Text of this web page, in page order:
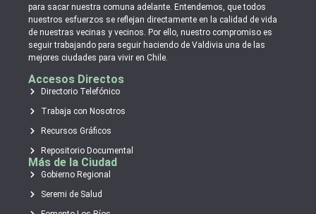
para sacar nuestra comuna adelante. Entendemos, que todos
nuestros esfuerzos se reflejan directamente en la calidad de vida
de nuestras vecinas y vecinos. Por ello, nuestro compromiso es
seguir trabajando para seguir haciendo de Valdivia una de las
mejores ciudades para vivir en Chile.
Accesos Directos
Directorio Telefónico
Trabaja con Nosotros
Recursos Gráficos
Repositorio Documental
Más de la Ciudad
Gobierno Regional
Seremi de Salud